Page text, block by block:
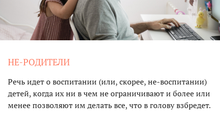
НЕ-РОДИТЕЛИ
Речь идет о воспитании (или, скорее, не-воспитании)
детей, когда их ни в чем не ограничивают и более или
менее позволяют им делать все, что в голову взбредет.